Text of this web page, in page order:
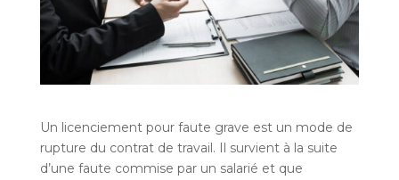
Un licenciement pour faute grave est un mode de
rupture du contrat de travail. Il survient à la suite
d’une faute commise par un salarié et que